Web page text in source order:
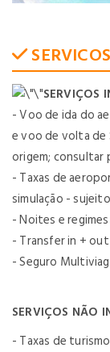
SERVICOS
SERVIÇOS
- Voo de ida do
e voo de volta de
origem; consultar
- Taxas de
simulação -
- Noites e
- Transfer in +
- Seguro
SERVIÇOS NÃO
- Taxas de